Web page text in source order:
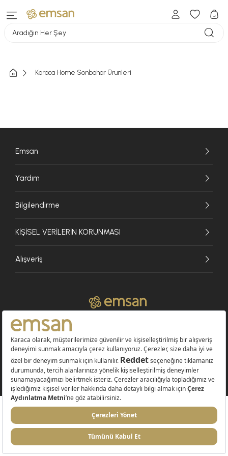
Aradığın Her Şey
Karaca Home Sonbahar Ürünleri
Emsan
Yardım
Bilgilendirme
KİŞİSEL VERİLERİN KORUNMASI
Alışveriş
© 2026 EMSAN A.Ş. Tüm Hakları Saklıdır